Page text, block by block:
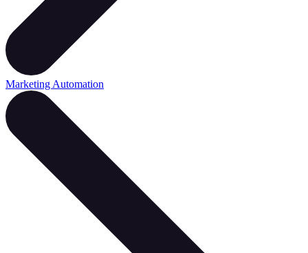
Marketing Automation